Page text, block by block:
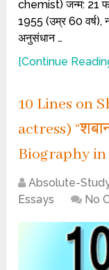
chemist) जन्म: 21
1955 (उम्र 60 वर्ष),
अनुसंधान …
[Continue
10 Lines on
actress)
Biography
Absolute-
Essays
No